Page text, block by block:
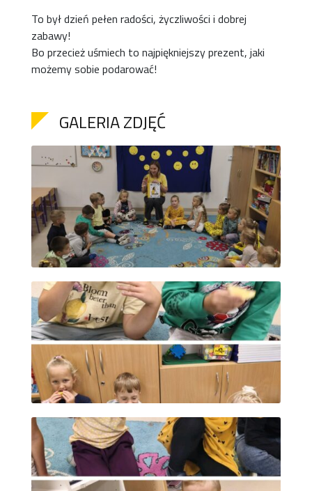
To był dzień pełen radości, życzliwości i dobrej
zabawy!
Bo przecież uśmiech to najpiękniejszy prezent, jaki
możemy sobie podarować!
GALERIA ZDJĘĆ